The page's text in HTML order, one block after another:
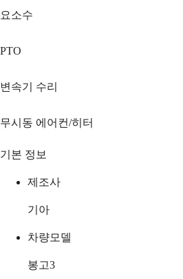
요소수
PTO
변속기 수리
무시동 에어컨/히터
기본 정보
제조사
기아
차량모델
봉고3